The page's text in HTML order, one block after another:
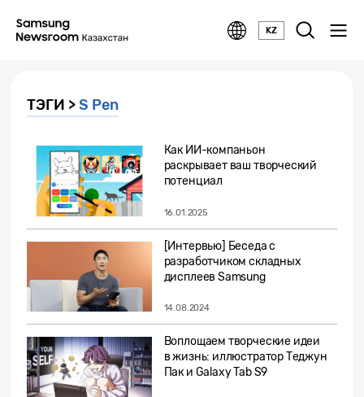
KZ
ТЭГИ >S Pen
Как ИИ-компаньон
раскрывает ваш творческий
потенциал
16.01.2025
[Интервью] Беседа с
разработчиком складных
дисплеев Samsung
14.08.2024
Воплощаем творческие идеи
в жизнь: иллюстратор Теджун
Пак и Galaxy Tab S9